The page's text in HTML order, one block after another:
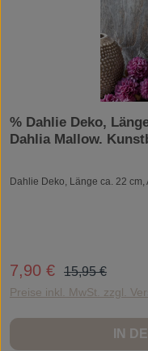
% Dahlie Deko, Länge ca. 22 cm, Abigail Ahern
Dahlia Mallow.
Dahlie Deko,
Verkaufspreis:
7,90 € Regulärer
15,95 €
Preise inkl. MwSt. zzgl.
IN